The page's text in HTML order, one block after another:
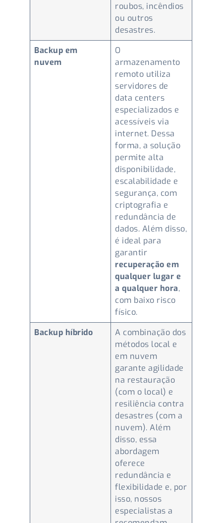
roubos, incêndios
ou outros
desastres.
Backup em
nuvem
O
armazenamento
remoto utiliza
servidores de
data centers
especializados e
acessíveis via
internet. Dessa
forma, a solução
permite alta
disponibilidade,
escalabilidade e
segurança, com
criptografia e
redundância de
dados. Além disso,
é ideal para
garantir
recuperação em
qualquer lugar e
a qualquer hora,
com baixo risco
físico.
Backup híbrido
A combinação dos
métodos local e
em nuvem
garante agilidade
na restauração
(com o local) e
resiliência contra
desastres (com a
nuvem). Além
disso, essa
abordagem
oferece
redundância e
flexibilidade e, por
isso, nossos
especialistas a